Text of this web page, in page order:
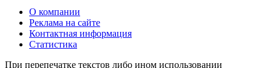
О компании
Реклама на сайте
Контактная информация
Статистика
При перепечатке текстов либо ином использовании